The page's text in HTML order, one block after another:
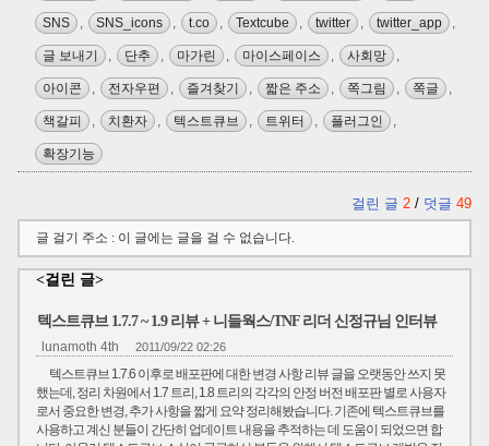
SNS , SNS_icons , t.co , Textcube , twitter , twitter_app ,
글 보내기 , 단추 , 마가린 , 마이스페이스 , 사회망 ,
아이콘 , 전자우편 , 즐겨찾기 , 짧은 주소 , 쪽그림 , 쪽글 ,
책갈피 , 치환자 , 텍스트큐브 , 트위터 , 플러그인 ,
확장기능
걸린 글 2 / 덧글 49
글 걸기 주소 : 이 글에는 글을 걸 수 없습니다.
<걸린 글>
텍스트큐브 1.7.7 ~ 1.9 리뷰 + 니들웍스/TNF 리더 신정규님 인터뷰
lunamoth 4th 2011/09/22 02:26
텍스트큐브 1.7.6 이후로 배포판에 대한 변경 사항 리뷰 글을 오랫동안 쓰지 못
했는데, 정리 차원에서 1.7 트리, 1.8 트리의 각각의 안정 버전 배포판 별로 사용자
로서 중요한 변경, 추가 사항을 짧게 요약 정리해봤습니다. 기존에 텍스트큐브를
사용하고 계신 분들이 간단히 업데이트 내용을 추적하는 데 도움이 되었으면 합